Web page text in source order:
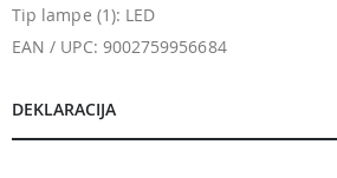
Tip lampe (1): LED
EAN / UPC: 9002759956684
DEKLARACIJA